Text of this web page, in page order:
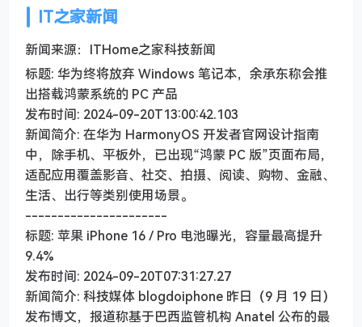
IT之家新闻
新闻来源：ITHome之家科技新闻
标题: 华为终将放弃 Windows 笔记本，余承东称会推
出搭载鸿蒙系统的 PC 产品
发布时间: 2024-09-20T13:00:42.103
新闻简介: 在华为 HarmonyOS 开发者官网设计指南
中，除手机、平板外，已出现“鸿蒙 PC 版”页面布局，
适配应用覆盖影音、社交、拍摄、阅读、购物、金融、
生活、出行等类别使用场景。
----------------------
标题: 苹果 iPhone 16 / Pro 电池曝光，容量最高提升
9.4%
发布时间: 2024-09-20T07:31:27.27
新闻简介: 科技媒体 blogdoiphone 昨日（9 月 19 日）
发布博文，报道称基于巴西监管机构 Anatel 公布的最